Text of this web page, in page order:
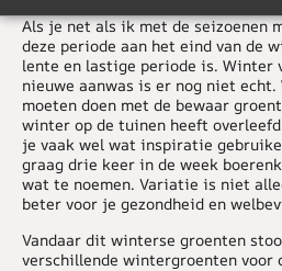
Als je net als ik met de seizoenen
deze periode aan het eind van de
lente en lastige periode is. Winter
nieuwe aanwas is er nog niet echt.
moeten doen met de bewaar
winter op de tuinen heeft
je vaak wel wat inspiratie
graag drie keer in de week
wat te noemen. Variatie is niet
beter voor je gezondheid en
Vandaar dit winterse groenten
verschillende wintergroenten voor